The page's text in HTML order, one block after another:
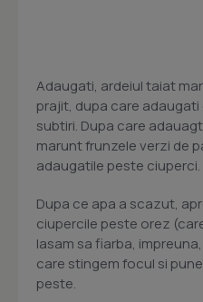
Adaugati, ardeiul taiat
prajit, dupa care
subtiri. Dupa care
marunt frunzele verzi de
adaugatile peste ciuperci.
Dupa ce apa a scazut,
ciupercile peste orez
lasam sa fiarba,
care stingem focul si
peste.